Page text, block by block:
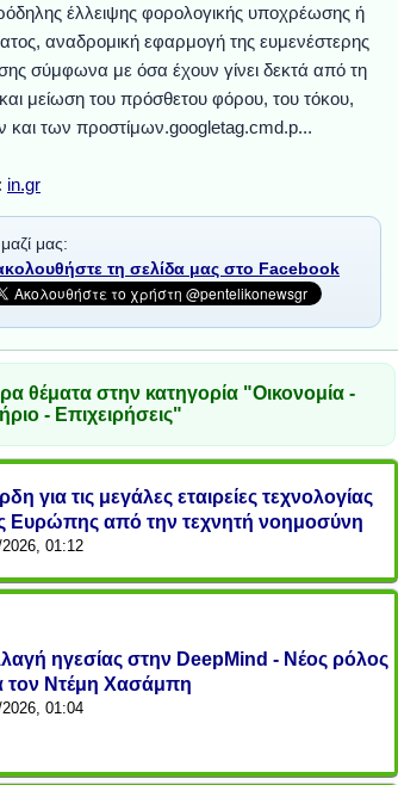
έλλειψης φορολογικής υποχρέωσης ή
αναδρομική εφαρμογή της ευμενέστερης
σύμφωνα με όσα έχουν γίνει δεκτά από τη
μείωση του πρόσθετου φόρου, του τόκου,
των προστίμων.googletag.cmd.p...
in.gr
μας:
τη σελίδα μας στο Facebook
θέματα στην κατηγορία "Οικονομία -
- Επιχειρήσεις"
για τις μεγάλες εταιρείες τεχνολογίας
Ευρώπης από την τεχνητή νοημοσύνη
01:12
ηγεσίας στην DeepMind - Νέος ρόλος
τον Ντέμη Χασάμπη
01:04